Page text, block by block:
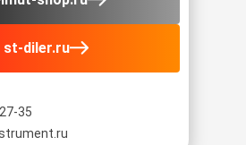
35
st-diler.ru